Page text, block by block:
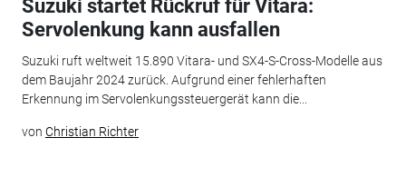
Suzuki startet Rückruf für Vitara:
Servolenkung kann ausfallen
Suzuki ruft weltweit 15.890 Vitara- und SX4-S-Cross-Modelle aus
dem Baujahr 2024 zurück. Aufgrund einer fehlerhaften
Erkennung im Servolenkungssteuergerät kann die...
von Christian Richter